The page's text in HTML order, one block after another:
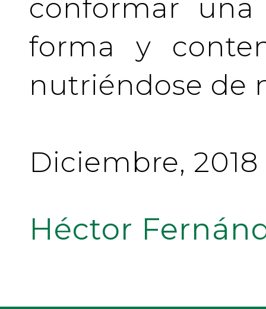
conformar
forma y
nutriéndose de
Diciembre, 2018
Héctor